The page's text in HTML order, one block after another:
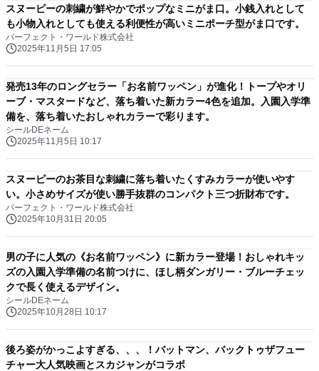
スヌーピーの刺繍が鮮やかでポップなミニがま口。小銭入れとして
も小物入れとしても使える利便性が高いミニポーチ型がま口です。
パーフェクト・ワールド株式会社
2025年11月5日 17:05
発売13年のロングセラー「お名前ワッペン」が進化！トープやオリ
ーブ・マスタードなど、落ち着いた新カラー4色を追加。入園入学準
備を、落ち着いたおしゃれカラーで彩ります。
シールDEネーム
2025年11月5日 10:17
スヌーピーのお茶目な刺繍に落ち着いたくすみカラーが使いやす
い。小さめサイズが使い勝手抜群のコンパクト三つ折財布です。
パーフェクト・ワールド株式会社
2025年10月31日 20:05
男の子に人気の《お名前ワッペン》に新カラー登場！おしゃれキッ
ズの入園入学準備の名前つけに、ほし柄ダンガリー・ブルーチェッ
クで長く使えるデザイン。
シールDEネーム
2025年10月28日 10:17
後ろ姿がかっこよすぎる、、、！バットマン、バックトゥザフュー
チャー大人気映画とスカジャンがコラボ